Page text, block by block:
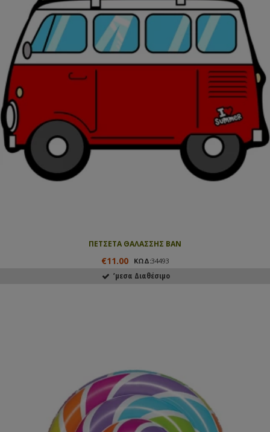
ΠΕΤΣΕΤΑ ΘΑΛΑΣΣΗΣ ΒΑΝ
€11.00 ΚΩΔ:34493
ʼμεσα Διαθέσιμο